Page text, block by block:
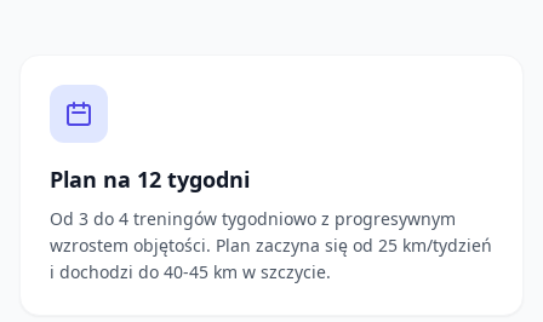
Plan na 12 tygodni
Od 3 do 4 treningów tygodniowo z progresywnym
wzrostem objętości. Plan zaczyna się od 25 km/tydzień
i dochodzi do 40-45 km w szczycie.